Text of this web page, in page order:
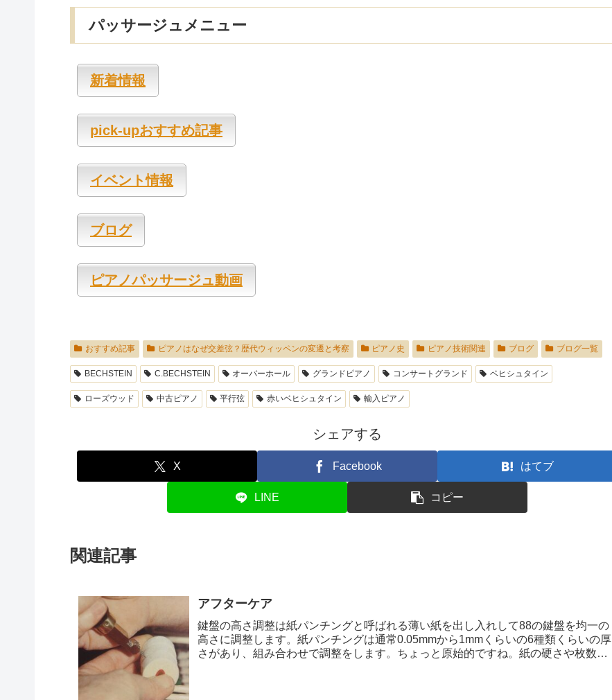
パッサージュメニュー
新着情報
pick-upおすすめ記事
イベント情報
ブログ
ピアノパッサージュ動画
おすすめ記事 ピアノはなぜ交差弦？歴代ウィッペンの変遷と考察 ピアノ史 ピアノ技術関連 ブログ ブログ一覧
BECHSTEIN C.BECHSTEIN オーバーホール グランドピアノ コンサートグランド ベヒシュタイン
ローズウッド 中古ピアノ 平行弦 赤いベヒシュタイン 輸入ピアノ
シェアする
X Facebook はてブ
LINE コピー
関連記事
アフターケア
鍵盤の高さ調整は紙パンチングと呼ばれる薄い紙を出し入れして88の鍵盤を均一の
高さに調整します。紙パンチングは通常0.05mmから1mmくらいの6種類くらいの厚
さがあり、組み合わせで調整をします。ちょっと原始的ですね。紙の硬さや枚数で